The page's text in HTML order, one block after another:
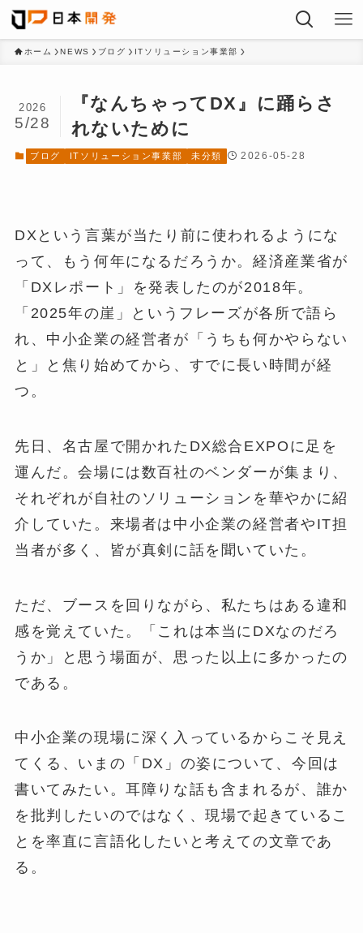
ホーム NEWS ブログ ITソリューション事業部
『なんちゃってDX』に踊らさ
れないために
2026
5/28
ブログ ITソリューション事業部 未分類 2026-05-28
DXという言葉が当たり前に使われるようにな
って、もう何年になるだろうか。経済産業省が
「DXレポート」を発表したのが2018年。
「2025年の崖」というフレーズが各所で語ら
れ、中小企業の経営者が「うちも何かやらない
と」と焦り始めてから、すでに長い時間が経
つ。
先日、名古屋で開かれたDX総合EXPOに足を
運んだ。会場には数百社のベンダーが集まり、
それぞれが自社のソリューションを華やかに紹
介していた。来場者は中小企業の経営者やIT担
当者が多く、皆が真剣に話を聞いていた。
ただ、ブースを回りながら、私たちはある違和
感を覚えていた。「これは本当にDXなのだろ
うか」と思う場面が、思った以上に多かったの
である。
中小企業の現場に深く入っているからこそ見え
てくる、いまの「DX」の姿について、今回は
書いてみたい。耳障りな話も含まれるが、誰か
を批判したいのではなく、現場で起きているこ
とを率直に言語化したいと考えての文章であ
る。